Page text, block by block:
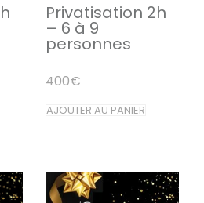
Privatisation 2h
– 6 à 9
personnes
400€
AJOUTER AU PANIER